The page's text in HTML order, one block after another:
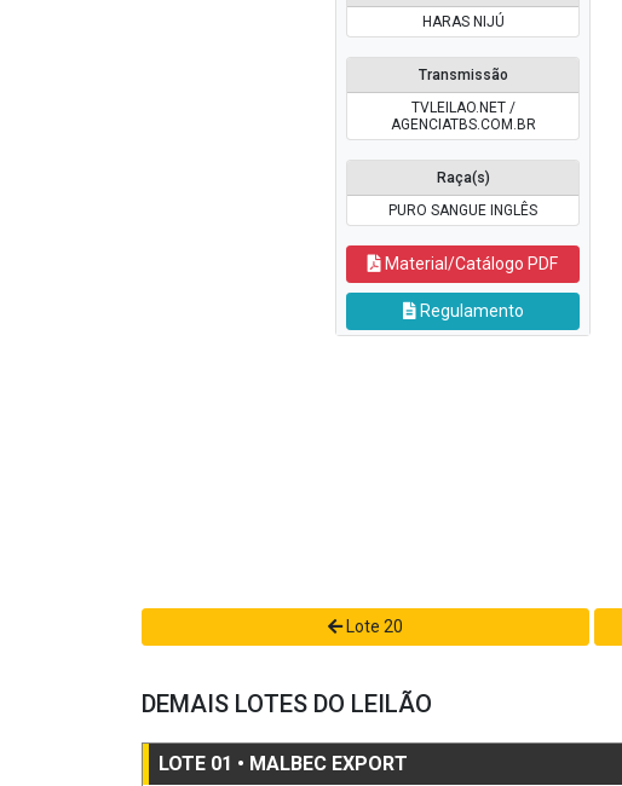
HARAS NIJÚ
Transmissão
TVLEILAO.NET /
AGENCIATBS.COM.BR
Raça(s)
PURO SANGUE INGLÊS
Material/Catálogo PDF
Regulamento
Lote 20
DEMAIS LOTES DO LEILÃO
LOTE 01 • MALBEC EXPORT